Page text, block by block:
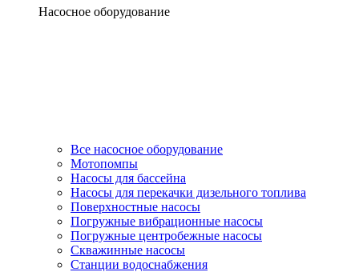
Насосное оборудование
Все насосное оборудование
Мотопомпы
Насосы для бассейна
Насосы для перекачки дизельного топлива
Поверхностные насосы
Погружные вибрационные насосы
Погружные центробежные насосы
Скважинные насосы
Станции водоснабжения